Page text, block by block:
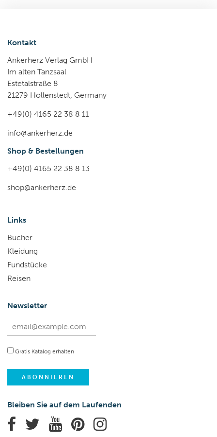
Kontakt
Ankerherz Verlag GmbH
Im alten Tanzsaal
Estetalstraße 8
21279 Hollenstedt, Germany
+49(0) 4165 22 38 8 11
info@ankerherz.de
Shop & Bestellungen
+49(0) 4165 22 38 8 13
shop@ankerherz.de
Links
Bücher
Kleidung
Fundstücke
Reisen
Newsletter
Gratis Katalog erhalten
Bleiben Sie auf dem Laufenden